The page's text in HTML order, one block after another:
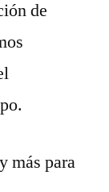
de
más para